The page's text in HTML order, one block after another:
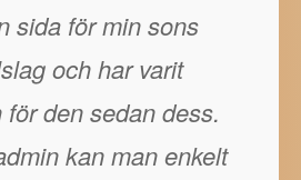
sida för min sons
och har varit
för den sedan dess.
kan man enkelt